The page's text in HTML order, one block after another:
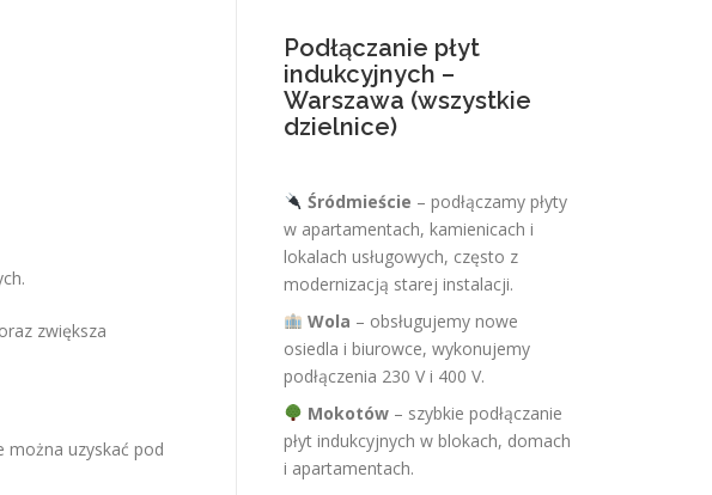
zwiększa
można uzyskać pod
Podłączanie płyt
indukcyjnych –
Warszawa (wszystkie
dzielnice)
Śródmieście – podłączamy płyty
w apartamentach, kamienicach i
lokalach usługowych, często z
modernizacją starej instalacji.
Wola – obsługujemy nowe
osiedla i biurowce, wykonujemy
podłączenia 230 V i 400 V.
Mokotów– szybkie podłączanie
płyt indukcyjnych w blokach, domach
i apartamentach.